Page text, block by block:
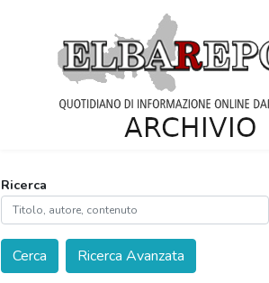
Ricerca
Cerca Ricerca Avanzata